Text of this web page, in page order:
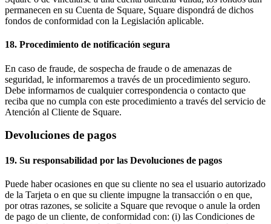
permanecen en su Cuenta de Square, Square dispondrá de dichos
fondos de conformidad con la Legislación aplicable.
18. Procedimiento de notificación segura
En caso de fraude, de sospecha de fraude o de amenazas de
seguridad, le informaremos a través de un procedimiento seguro.
Debe informarnos de cualquier correspondencia o contacto que
reciba que no cumpla con este procedimiento a través del servicio de
Atención al Cliente de Square.
Devoluciones de pagos
19. Su responsabilidad por las Devoluciones de pagos
Puede haber ocasiones en que su cliente no sea el usuario autorizado
de la Tarjeta o en que su cliente impugne la transacción o en que,
por otras razones, se solicite a Square que revoque o anule la orden
de pago de un cliente, de conformidad con: (i) las Condiciones de